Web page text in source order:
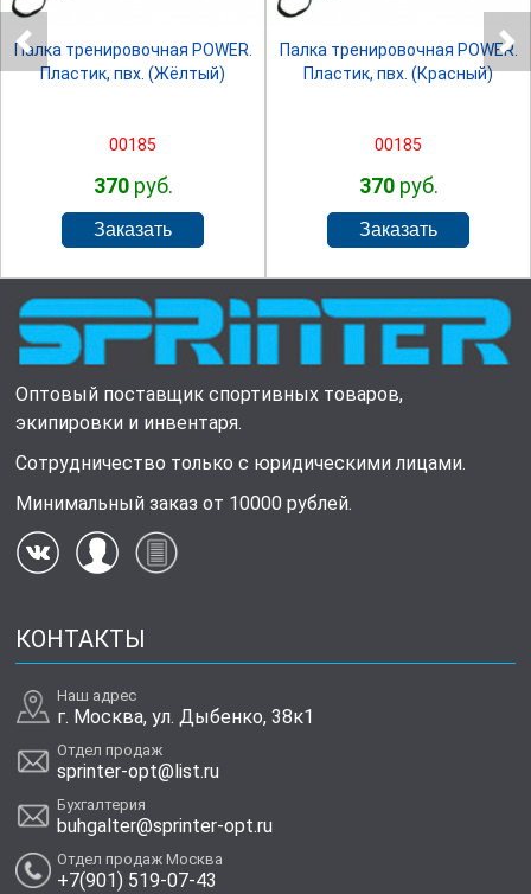
Палка тренировочная POWER.
Пластик, пвх. (Жёлтый)
00185
370руб.
Палка тренировочная POWER.
Пластик, пвх. (Красный)
00185
370руб.
Оптовый поставщик спортивных товаров,
экипировки и инвентаря.
Сотрудничество только с юридическими лицами.
Минимальный заказ от 10000 рублей.
КОНТАКТЫ
Наш адрес
г. Москва, ул. Дыбенко, 38к1
Отдел продаж
sprinter-opt@list.ru
Бухгалтерия
buhgalter@sprinter-opt.ru
Отдел продаж Москва
+7(901) 519-07-43